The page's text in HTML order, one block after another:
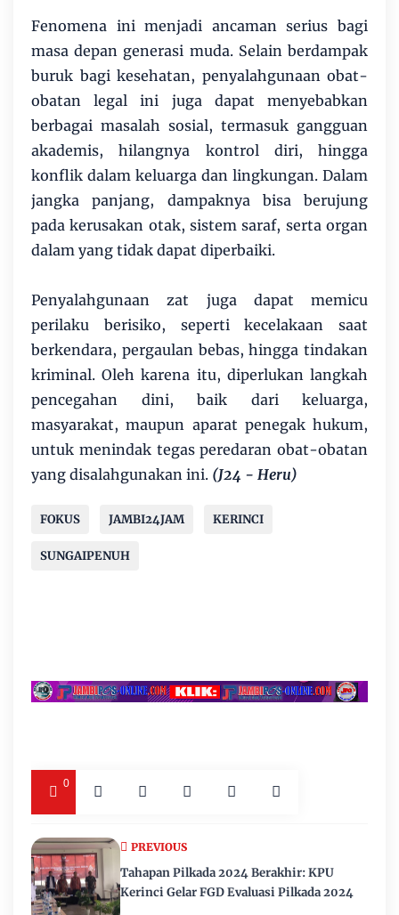
Fenomena ini menjadi ancaman serius bagi
masa depan generasi muda. Selain berdampak
buruk bagi kesehatan, penyalahgunaan obat-
obatan legal ini juga dapat menyebabkan
berbagai masalah sosial, termasuk gangguan
akademis, hilangnya kontrol diri, hingga
konflik dalam keluarga dan lingkungan. Dalam
jangka panjang, dampaknya bisa berujung
pada kerusakan otak, sistem saraf, serta organ
dalam yang tidak dapat diperbaiki.
Penyalahgunaan zat juga dapat memicu
perilaku berisiko, seperti kecelakaan saat
berkendara, pergaulan bebas, hingga tindakan
kriminal. Oleh karena itu, diperlukan langkah
pencegahan dini, baik dari keluarga,
masyarakat, maupun aparat penegak hukum,
untuk menindak tegas peredaran obat-obatan
yang disalahgunakan ini. (J24 - Heru)
FOKUS JAMBI24JAM KERINCI
SUNGAIPENUH
0
PREVIOUS
Tahapan Pilkada 2024 Berakhir: KPU
Kerinci Gelar FGD Evaluasi Pilkada 2024